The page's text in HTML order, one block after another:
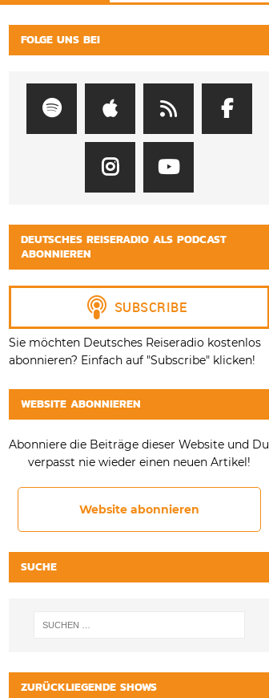
FOLGE UNS BEI
DEUTSCHES REISERADIO ALS PODCAST
ABONNIEREN
Sie möchten Deutsches Reiseradio kostenlos
abonnieren? Einfach auf "Subscribe" klicken!
WEBSITE ABONNIEREN
Abonniere die Beiträge dieser Website und Du
verpasst nie wieder einen neuen Artikel!
Website abonnieren
SUCHE
ZURÜCKLIEGENDE SHOWS